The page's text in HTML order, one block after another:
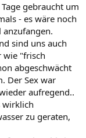
gebraucht um
- es wäre noch
sind uns auch
wie "frisch
abgeschwächt
Der Sex war
aufregend..
wirklich
zu geraten,